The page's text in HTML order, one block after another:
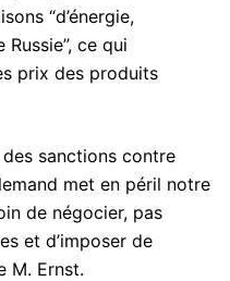
“d’énergie,
ce qui
prix des produits
sanctions contre
met en péril notre
de négocier, pas
et d’imposer de
M. Ernst.